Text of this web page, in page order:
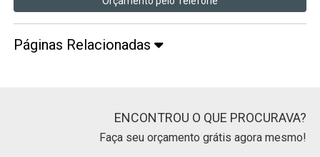
Páginas Relacionadas
ENCONTROU O QUE PROCURAVA?
Faça seu orçamento grátis agora mesmo!